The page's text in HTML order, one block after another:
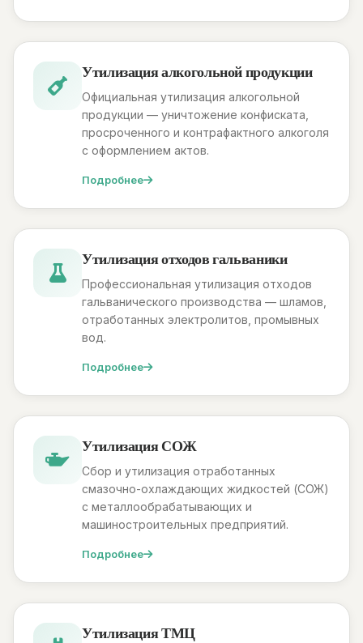
Утилизация алкогольной продукции
Официальная утилизация алкогольной
продукции — уничтожение конфиската,
просроченного и контрафактного алкоголя
с оформлением актов.
Подробнее
Утилизация отходов гальваники
Профессиональная утилизация отходов
гальванического производства — шламов,
отработанных электролитов, промывных
вод.
Подробнее
Утилизация СОЖ
Сбор и утилизация отработанных
смазочно-охлаждающих жидкостей (СОЖ)
с металлообрабатывающих и
машиностроительных предприятий.
Подробнее
Утилизация ТМЦ